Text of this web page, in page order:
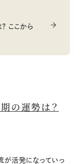
ここから
の運勢は？
が活発になっていっ